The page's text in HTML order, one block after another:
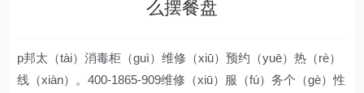
么摆餐盘
p邦太（tài）消毒柜（guì）维修（xiū）预约（yuē）热（rè）
线（xiàn）。400-1865-909维修（xiū）服（fú）务个（gè）性